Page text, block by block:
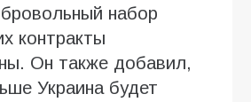
набор
контракты
Он также добавил,
Украина будет